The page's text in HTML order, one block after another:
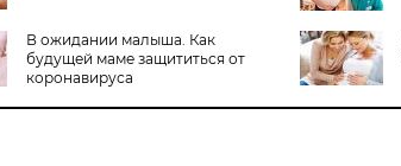
В ожидании малыша. Как
будущей маме защититься от
коронавируса